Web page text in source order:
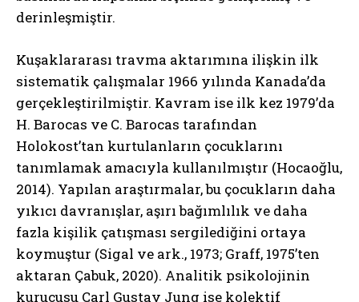
derinleşmiştir.
Kuşaklararası travma aktarımına ilişkin ilk
sistematik çalışmalar 1966 yılında Kanada’da
gerçekleştirilmiştir. Kavram ise ilk kez 1979’da
H. Barocas ve C. Barocas tarafından
Holokost’tan kurtulanların çocuklarını
tanımlamak amacıyla kullanılmıştır (Hocaoğlu,
2014). Yapılan araştırmalar, bu çocukların daha
yıkıcı davranışlar, aşırı bağımlılık ve daha
fazla kişilik çatışması sergilediğini ortaya
koymuştur (Sigal ve ark., 1973; Graff, 1975’ten
aktaran Çabuk, 2020). Analitik psikolojinin
kurucusu Carl Gustav Jung ise kolektif